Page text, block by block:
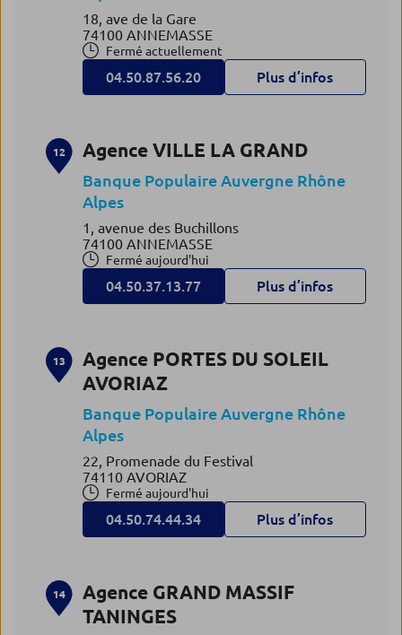
18, ave de la Gare
74100 ANNEMASSE
Fermé actuellement
04.50.87.56.20 Plus d’infos
12 Agence VILLE LA GRAND
Banque Populaire Auvergne Rhône
Alpes
1, avenue des Buchillons
74100 ANNEMASSE
Fermé aujourd'hui
04.50.37.13.77 Plus d’infos
13
Agence PORTES DU SOLEIL
AVORIAZ
Banque Populaire Auvergne Rhône
Alpes
22, Promenade du Festival
74110 AVORIAZ
Fermé aujourd'hui
04.50.74.44.34 Plus d’infos
14
Agence GRAND MASSIF
TANINGES